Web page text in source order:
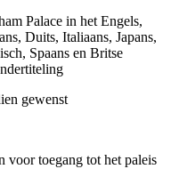
Palace in het Engels,
Duits, Italiaans, Japans,
Spaans en Britse
gewenst
voor toegang tot het paleis